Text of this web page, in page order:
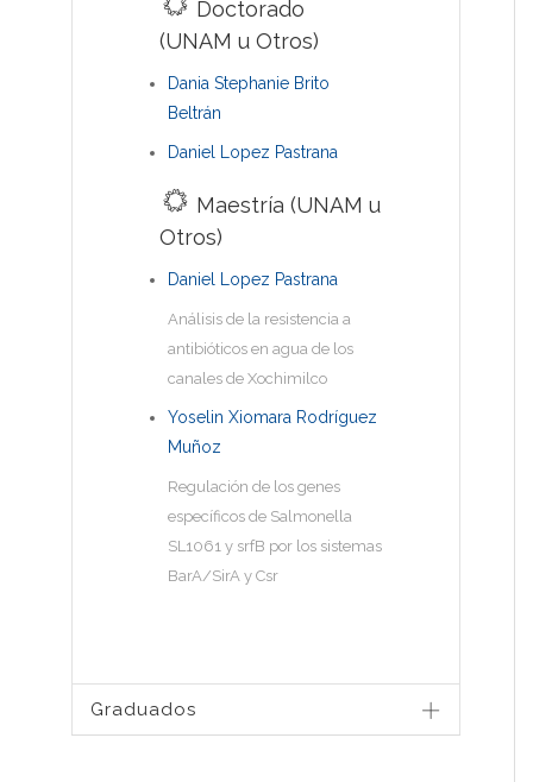
Doctorado
(UNAM u Otros)
Dania Stephanie Brito
Beltrán
Daniel Lopez Pastrana
Maestría (UNAM u
Otros)
Daniel Lopez Pastrana
Análisis de la resistencia a
antibióticos en agua de los
canales de Xochimilco
Yoselin Xiomara Rodríguez
Muñoz
Regulación de los genes
específicos de Salmonella
SL1061 y srfB por los sistemas
BarA/SirA y Csr
Graduados